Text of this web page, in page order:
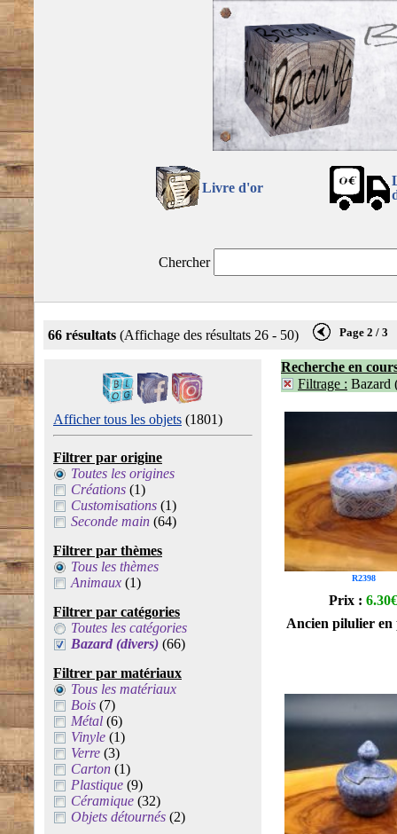
Livre d'or
Chercher
66 résultats (Affichage des résultats 26 - 50) Page 2 / 3
Afficher tous les objets (1801)
Filtrer par origine
Toutes les origines
Créations (1)
Customisations (1)
Seconde main (64)
Filtrer par thèmes
Tous les thèmes
Animaux (1)
Filtrer par catégories
Toutes les catégories
Bazard (divers) (66)
Filtrer par matériaux
Tous les matériaux
Bois (7)
Métal (6)
Vinyle (1)
Verre (3)
Carton (1)
Plastique (9)
Céramique (32)
Objets détournés (2)
Recherche en
Filtrage : Bazard
R2398
Prix : 6.30€
Ancien pilulier en